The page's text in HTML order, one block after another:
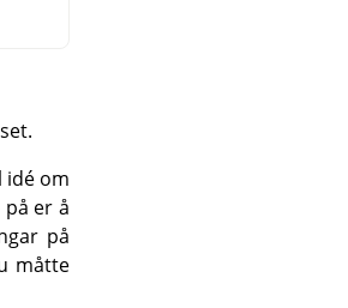
idé om
er å
på
måtte